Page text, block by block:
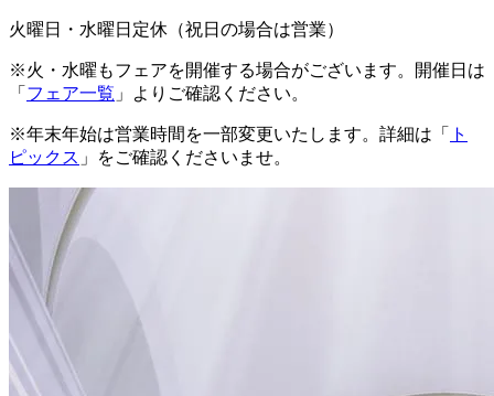
火曜日・水曜日定休（祝日の場合は営業）
※火・水曜もフェアを開催する場合がございます。開催日は
「 フェア一覧 」よりご確認ください。
※年末年始は営業時間を一部変更いたします。詳細は「
ト
ピックス 」をご確認くださいませ。